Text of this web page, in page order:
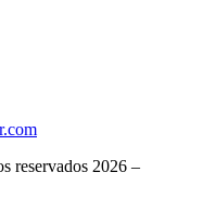
reservados 2026 –